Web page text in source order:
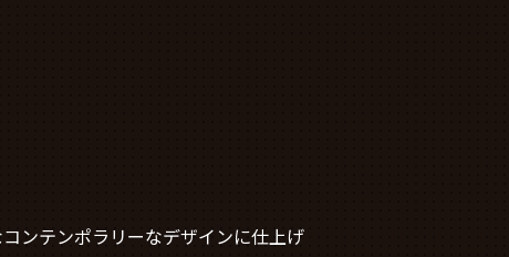
ンテンポラリーなデザインに仕上げ